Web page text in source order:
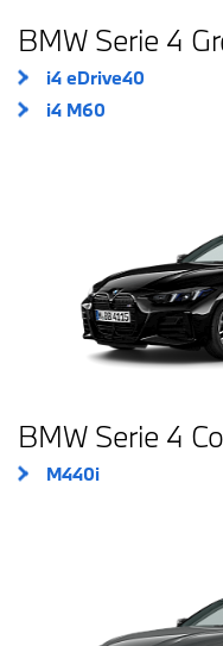
BMW Serie 4
i4 eDrive40
i4 M60
BMW Serie 4
M440i